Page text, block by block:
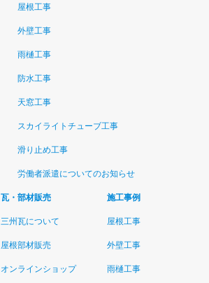
屋根工事
外壁工事
雨樋工事
防水工事
天窓工事
スカイライトチューブ工事
滑り止め工事
労働者派遣についてのお知らせ
瓦・部材販売
三州瓦について
屋根部材販売
オンラインショップ
施工事例
屋根工事
外壁工事
雨樋工事